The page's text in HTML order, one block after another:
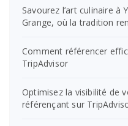
Savourez l’art culinaire à
Grange, où la tradition
Comment référencer
TripAdvisor
Optimisez la visibilité de
référençant sur